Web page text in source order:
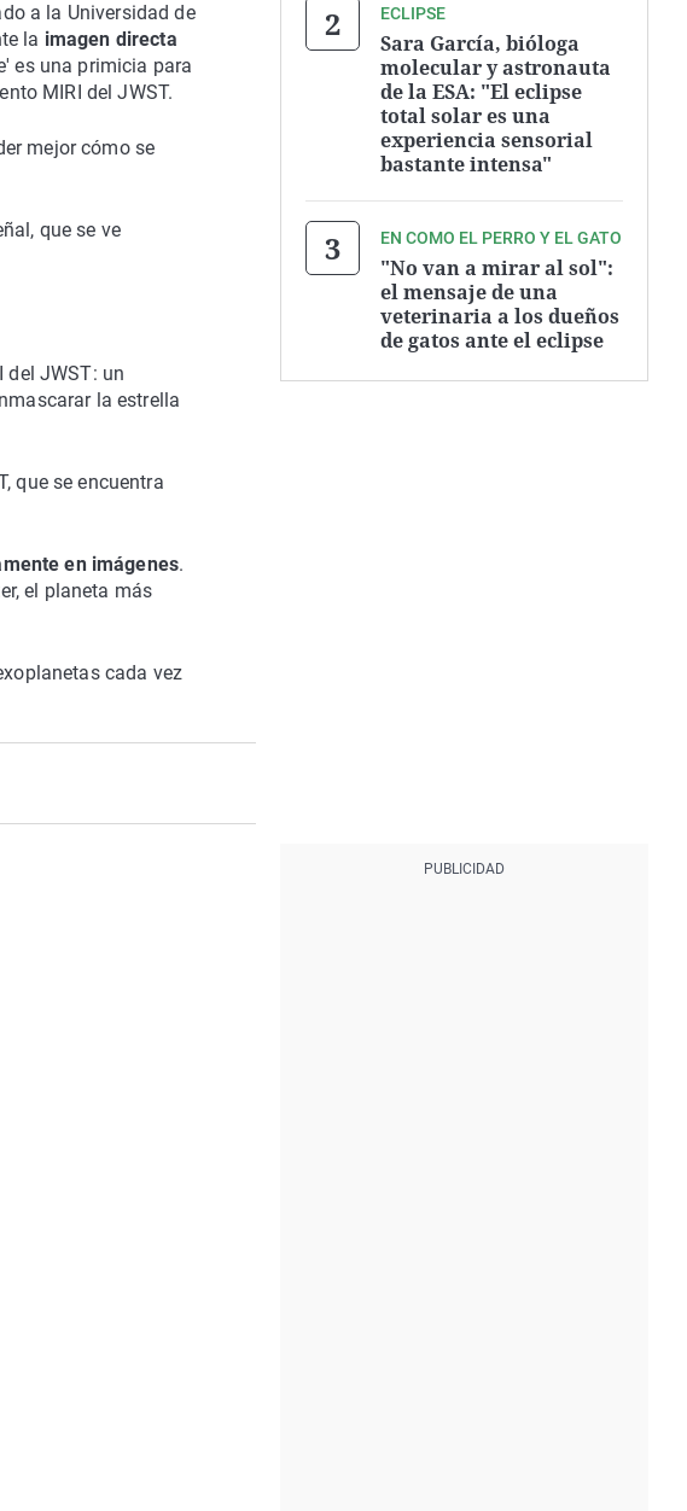
a la Universidad de
la imagen directa
es una primicia para
MIRI del JWST.
mejor cómo se
que se ve
del JWST: un
la estrella
que se encuentra
en imágenes.
el planeta más
cada vez
ECLIPSE
Sara García, bióloga
molecular y astronauta
de la ESA: "El eclipse
total solar es una
experiencia sensorial
bastante intensa"
EN COMO EL PERRO Y EL GATO
"No van a mirar al sol":
el mensaje de una
veterinaria a los dueños
de gatos ante el eclipse